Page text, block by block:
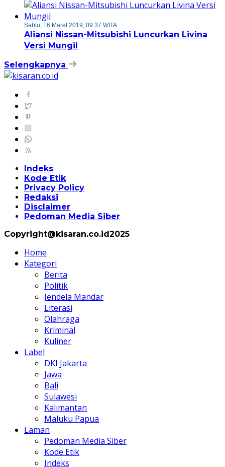
Sabtu, 16 Maret 2019, 09:37 WITA
Aliansi Nissan-Mitsubishi Luncurkan Livina
Versi Mungil
Selengkapnya
Indeks
Kode Etik
Privacy Policy
Redaksi
Disclaimer
Pedoman Media Siber
Copyright@kisaran.co.id2025
Home
Kategori
Berita
Politik
Jendela Mandar
Literasi
Olahraga
Kriminal
Kuliner
Label
DKI Jakarta
Jawa
Bali
Sulawesi
Kalimantan
Maluku Papua
Laman
Pedoman Media Siber
Kode Etik
Indeks